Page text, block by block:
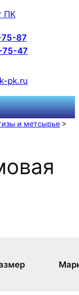
75-87
75-47
pk.ru
и метсырье >